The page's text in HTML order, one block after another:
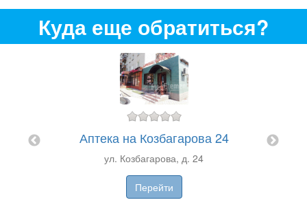
Куда еще обратиться?
Аптека на Козбагарова 24
ул. Козбагарова, д. 24
Перейти